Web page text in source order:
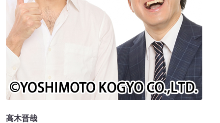
高木晋哉